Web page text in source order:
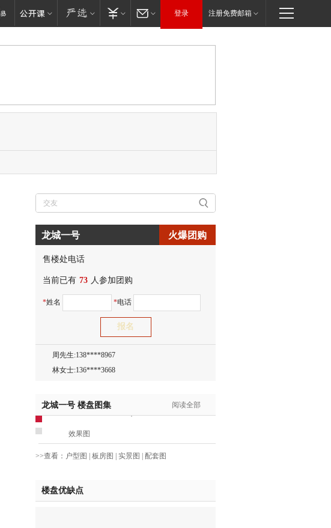
登录 注册免费邮箱
龙城一号 火爆团购
售楼处电话
当前已有 73 人参加团购
*姓名 *电话
胡先生:150****0731
邓先生:138****8083
蒋女士:186****7681
陈先生:159****3332
章先生:159****7226
周先生:138****8967
林女士:136****3668
谢女士:135****3735
魏女士:138****0324
吴先生:139****9780
韩女士:158****2390
蔡女士:138****2322
赵先生:139****8548
龙城一号 楼盘图集 阅读全部
效果图
>>查看： 户型图 | 板房图 | 实景图 | 配套图
楼盘优缺点